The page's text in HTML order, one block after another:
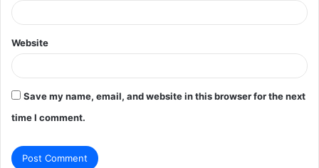
Website
Save my name, email, and website in this browser for the next
time I comment.